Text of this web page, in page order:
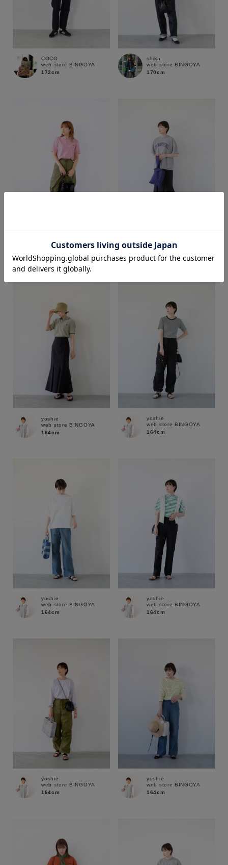
通常商品 予約商品
セール価格 WEB限定
在庫あり 在庫なし含む
COCO
web store BINGOYA
172cm
shika
web store BINGOYA
170cm
web store BINGOYA
web store BINGOYA
yoshie
web store BINGOYA
164cm
yoshie
web store BINGOYA
164cm
yoshie
web store BINGOYA
164cm
yoshie
web store BINGOYA
164cm
yoshie
web store BINGOYA
164cm
yoshie
web store BINGOYA
164cm